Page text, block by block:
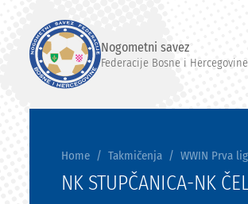
Nogometni savez
Federacije Bosne i Hercegovine
Home Takmičenja WWIN Prva
NK STUPČANICA-NK